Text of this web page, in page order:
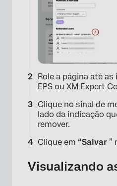
Role a página até
EPS ou XM Expert
Clique no sinal de
lado da indicação
remover.
Clique em “Salvar ”
Visualizando